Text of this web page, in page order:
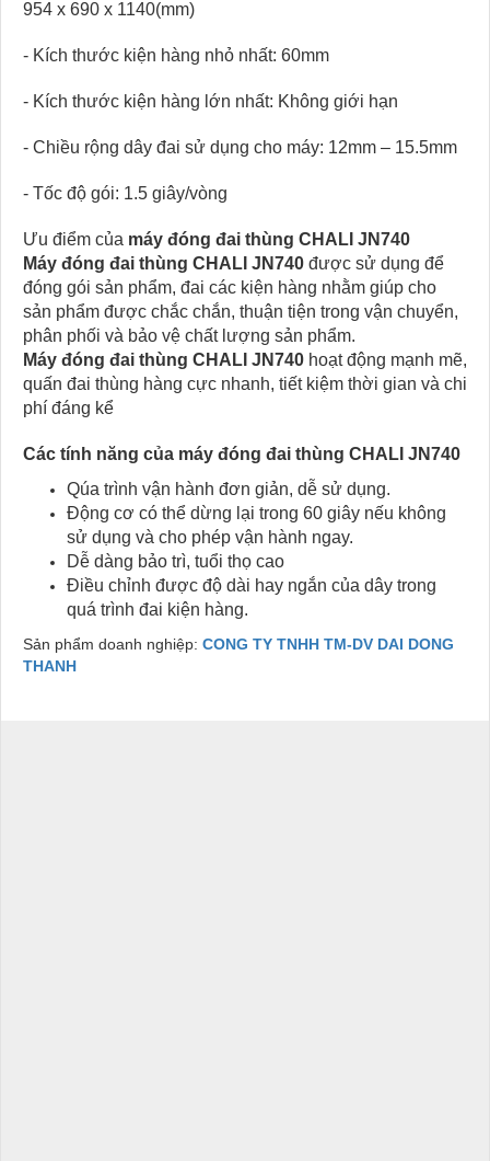
954 x 690 x 1140(mm)
- Kích thước kiện hàng nhỏ nhất: 60mm
- Kích thước kiện hàng lớn nhất: Không giới hạn
- Chiều rộng dây đai sử dụng cho máy: 12mm – 15.5mm
- Tốc độ gói: 1.5 giây/vòng
Ưu điểm của máy đóng đai thùng CHALI JN740
Máy đóng đai thùng CHALI JN740 được sử dụng để
đóng gói sản phẩm, đai các kiện hàng nhằm giúp cho
sản phẩm được chắc chắn, thuận tiện trong vận chuyển,
phân phối và bảo vệ chất lượng sản phẩm.
Máy đóng đai thùng CHALI JN740 hoạt động mạnh mẽ,
quấn đai thùng hàng cực nhanh, tiết kiệm thời gian và chi
phí đáng kể
Các tính năng của máy đóng đai thùng CHALI JN740
Qúa trình vận hành đơn giản, dễ sử dụng.
Động cơ có thể dừng lại trong 60 giây nếu không
sử dụng và cho phép vận hành ngay.
Dễ dàng bảo trì, tuổi thọ cao
Điều chỉnh được độ dài hay ngắn của dây trong
quá trình đai kiện hàng.
Sản phẩm doanh nghiệp: CONG TY TNHH TM-DV DAI DONG
THANH